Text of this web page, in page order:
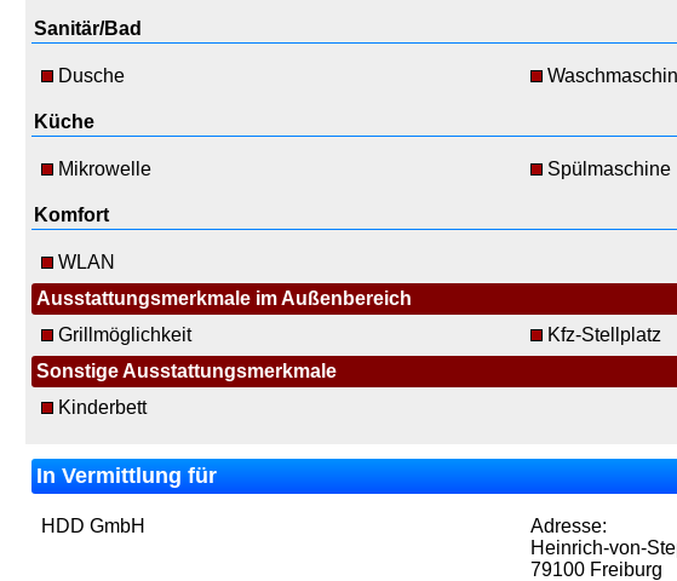
Sanitär/Bad
Dusche
Küche
Mikrowelle Spülmaschine
Komfort
WLAN
Ausstattungsmerkmale im Außenbereich
Grillmöglichkeit
Kfz-Stellplatz
Sonstige Ausstattungsmerkmale
Kinderbett
In Vermittlung für
HDD GmbH
Adresse:
Heinrich-von-
79100 Freiburg